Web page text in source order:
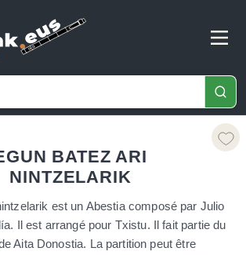
BATEZ ARI
NINTZELARIK
est un Abestia composé par Julio
Il est arrangé pour Txistu. Il fait partie du
Aita Donostia. La partition peut être